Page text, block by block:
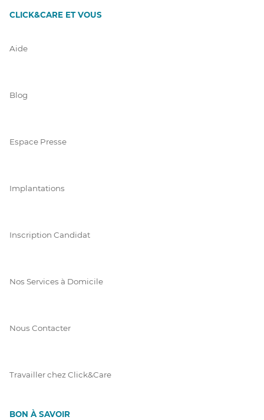
CLICK&CARE ET VOUS
Aide
Blog
Espace Presse
Implantations
Inscription Candidat
Nos Services à Domicile
Nous Contacter
Travailler chez Click&Care
BON À SAVOIR